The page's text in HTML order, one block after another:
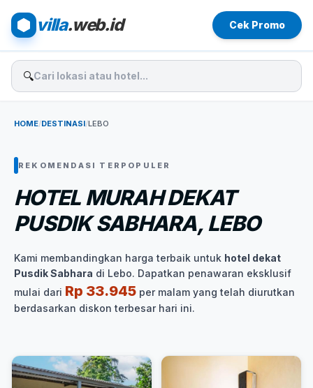
villa.web.id Cek Promo
🔍
HOME/DESTINASI/LEBO
REKOMENDASI TERPOPULER
HOTEL MURAH DEKAT
PUSDIK SABHARA, LEBO
Kami membandingkan harga terbaik untuk hotel dekat
Pusdik Sabhara di Lebo. Dapatkan penawaran eksklusif
mulai dari Rp 33.945 per malam yang telah diurutkan
berdasarkan diskon terbesar hari ini.